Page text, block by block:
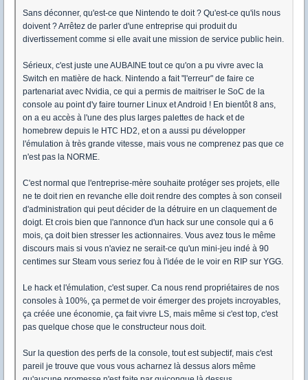
Sans déconner, qu'est-ce que Nintendo te doit ? Qu'est-ce qu'ils nous
doivent ? Arrêtez de parler d'une entreprise qui produit du
divertissement comme si elle avait une mission de service public hein.
Sérieux, c'est juste une AUBAINE tout ce qu'on a pu vivre avec la
Switch en matière de hack. Nintendo a fait "l'erreur" de faire ce
partenariat avec Nvidia, ce qui a permis de maitriser le SoC de la
console au point d'y faire tourner Linux et Android ! En bientôt 8 ans,
on a eu accès à l'une des plus larges palettes de hack et de
homebrew depuis le HTC HD2, et on a aussi pu développer
l'émulation à très grande vitesse, mais vous ne comprenez pas que ce
n'est pas la NORME.
C'est normal que l'entreprise-mère souhaite protéger ses projets, elle
ne te doit rien en revanche elle doit rendre des comptes à son conseil
d'administration qui peut décider de la détruire en un claquement de
doigt. Et crois bien que l'annonce d'un hack sur une console qui a 6
mois, ça doit bien stresser les actionnaires. Vous avez tous le même
discours mais si vous n'aviez ne serait-ce qu'un mini-jeu indé à 90
centimes sur Steam vous seriez fou à l'idée de le voir en RIP sur YGG.
Le hack et l'émulation, c'est super. Ca nous rend propriétaires de nos
consoles à 100%, ça permet de voir émerger des projets incroyables,
ça créée une économie, ça fait vivre LS, mais même si c'est top, c'est
pas quelque chose que le constructeur nous doit.
Sur la question des perfs de la console, tout est subjectif, mais c'est
pareil je trouve que vous vous acharnez là dessus alors même